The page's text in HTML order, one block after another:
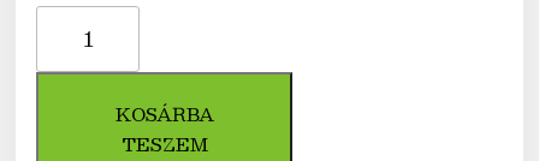
Rózsaszín
virágú
rózsalonc
(WeigelaKOSÁRBA
TESZEM